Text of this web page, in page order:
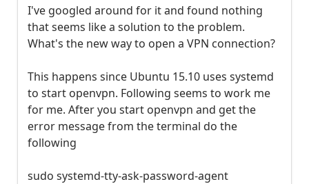
I've googled around for it and found nothing
that seems like a solution to the problem.
What's the new way to open a VPN connection?
This happens since Ubuntu 15.10 uses systemd
to start openvpn. Following seems to work me
for me. After you start openvpn and get the
error message from the terminal do the
following
sudo systemd-tty-ask-password-agent